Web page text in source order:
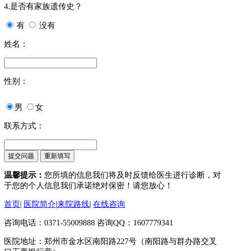
4.是否有家族遗传史？
有 没有
姓名：
性别：
男 女
联系方式：
温馨提示： 您所填的信息我们将及时反馈给医生进行诊断，对
于您的个人信息我们承诺绝对保密！请您放心！
首页| 医院简介|来院路线| 在线咨询
咨询电话：0371-55009888 咨询QQ：1607779341
医院地址：郑州市金水区南阳路227号（南阳路与群办路交叉